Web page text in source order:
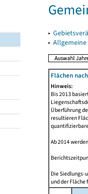
▸
▸
Flächen
Hinweis:
Bis 2013
Überführung
resultieren
Ab 2014
Die Siedlungs-
und der Fläche